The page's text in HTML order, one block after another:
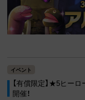
イベント
【有償限定】★5ヒー
開催！